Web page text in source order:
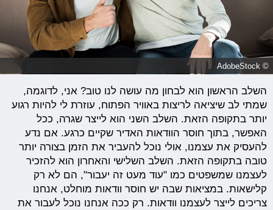
© AdobeStock
השלב הראשון הוא לבחון מה עושה לנו טוב? אני, לדוגמה,
שמתי לב שיציאה לריצות באוויר הפתוח, עוזרת לי להיות רגוע
יותר בתקופה הזאת. השלב השני הוא לייצר שגרה, ככל
האפשר, בתוך חוסר הוודאות האדיר שקיים כרגע. אם נדע
להעסיק את עצמנו, אולי נוכל להעביר את הזמן בצורה יותר
טובה בתקופה הזאת. השלב השלישי והאחרון הוא להזכיר
לעצמנו שמשפטים כמו "עוד מעט זה יעבור", הם לא רק
קלישאות. במציאות שבה יש חוסר וודאות מוחלט, אנחנו
צריכים לייצר לעצמנו וודאות. רק ככה אנחנו נוכל לעבור את